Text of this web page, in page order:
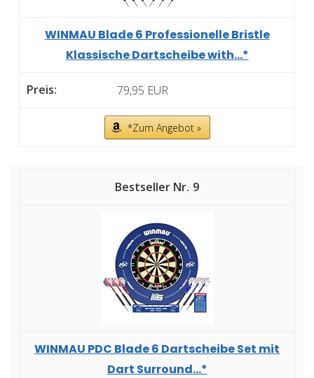
WINMAU Blade 6 Professionelle Bristle
Klassische Dartscheibe with...*
79,95 EUR
*Zum Angebot »
9
WINMAU PDC Blade 6 Dartscheibe Set mit
Dart Surround...*